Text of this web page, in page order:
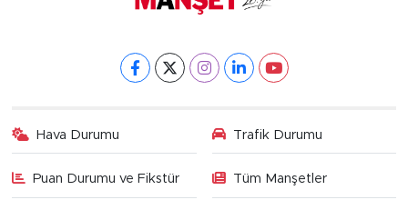
Hava Durumu Trafik Durumu
Puan Durumu ve Fikstür Tüm Manşetler